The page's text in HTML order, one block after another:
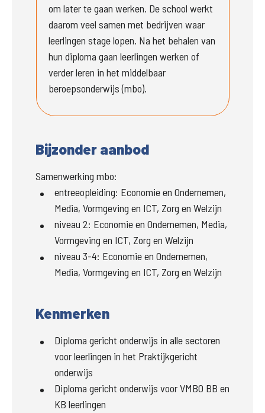
om later te gaan werken. De school werkt
daarom veel samen met bedrijven waar
leerlingen stage lopen. Na het behalen van
hun diploma gaan leerlingen werken of
verder leren in het middelbaar
beroepsonderwijs (mbo).
Bijzonder aanbod
Samenwerking mbo:
entreeopleiding: Economie en Ondernemen,
Media, Vormgeving en ICT, Zorg en Welzijn
niveau 2: Economie en Ondernemen, Media,
Vormgeving en ICT, Zorg en Welzijn
niveau 3-4: Economie en Ondernemen,
Media, Vormgeving en ICT, Zorg en Welzijn
Kenmerken
Diploma gericht onderwijs in alle sectoren
voor leerlingen in het Praktijkgericht
onderwijs
Diploma gericht onderwijs voor VMBO BB en
KB leerlingen